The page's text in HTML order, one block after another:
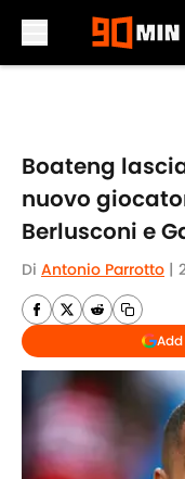
Boateng
nuovo
Berlusconi e
Di Antonio Parrotto |